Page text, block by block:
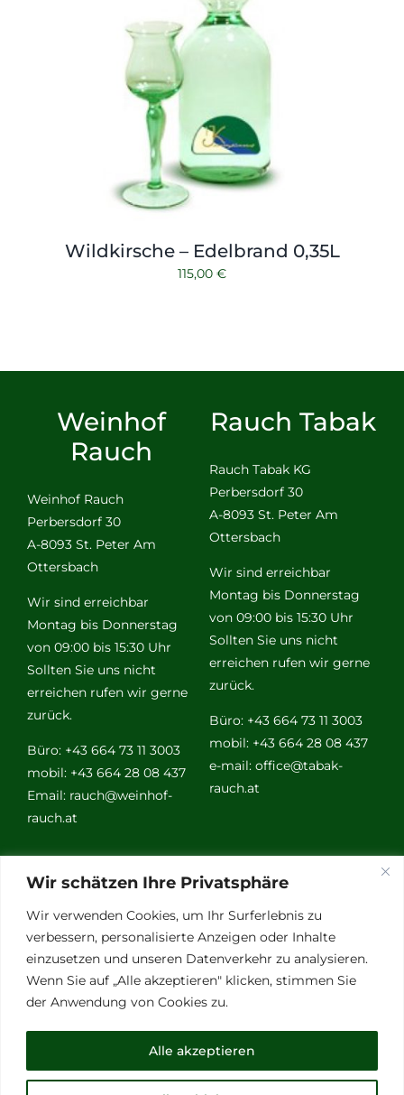
Wir schätzen Ihre Privatsphäre
Wir verwenden Cookies, um Ihr Surferlebnis zu
verbessern, personalisierte Anzeigen oder Inhalte
einzusetzen und unseren Datenverkehr zu analysieren.
Wenn Sie auf „Alle akzeptieren" klicken, stimmen Sie
der Anwendung von Cookies zu.
Alle akzeptieren
Wildkirsche – Edelbrand 0,35L
115,00 €
Weinhof
Rauch
Weinhof Rauch
Perbersdorf 30
A-8093 St. Peter Am
Ottersbach
Wir sind erreichbar
Montag bis Donnerstag
von 09:00 bis 15:30 Uhr
Sollten Sie uns nicht
erreichen rufen wir gerne
zurück.
Büro: +43 664 73 11 3003
mobil: +43 664 28 08 437
Email: rauch@weinhof-
rauch.at
Rauch Tabak
Rauch Tabak KG
Perbersdorf 30
A-8093 St. Peter Am
Ottersbach
Wir sind erreichbar
Montag bis Donnerstag
von 09:00 bis 15:30 Uhr
Sollten Sie uns nicht
erreichen rufen wir gerne
zurück.
Büro: +43 664 73 11 3003
mobil: +43 664 28 08 437
e-mail: office@tabak-
rauch.at
Weitere
Links
Vino Vitalis
Ottersbachtal
Partnerbetriebe
Links für Weinkenner
Presse